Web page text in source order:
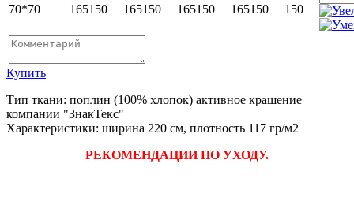
70*70 165150 165150 165150 165150 150
Купить
Тип ткани: поплин (100% хлопок) активное крашение
компании "ЗнакТекс"
Характеристики: ширина 220 см, плотность 117 гр/м2
РЕКОМЕНДАЦИИ ПО УХОДУ.